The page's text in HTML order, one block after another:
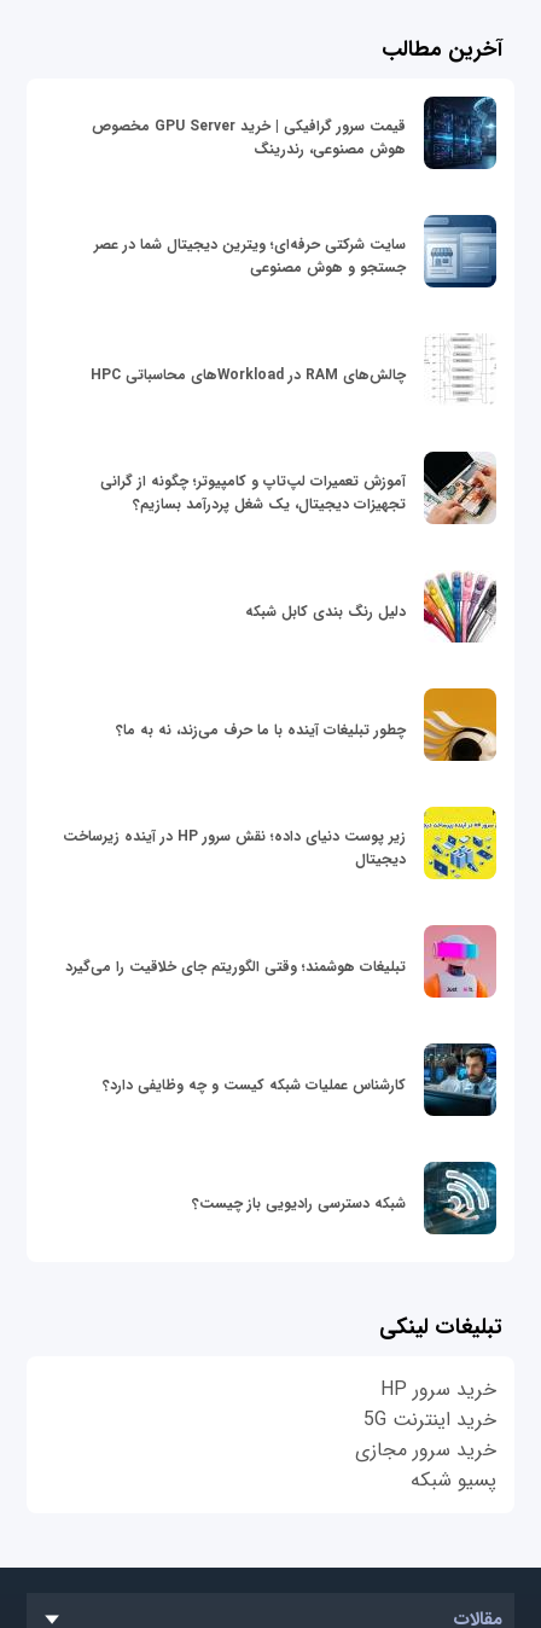
آخرین مطالب
قیمت سرور گرافیکی | خرید GPU Server مخصوص
هوش مصنوعی، رندرینگ
سایت شرکتی حرفه‌ای؛ ویترین دیجیتال شما در عصر
جستجو و هوش مصنوعی
چالش‌های RAM در Workloadهای محاسباتی HPC
آموزش تعمیرات لپ‌تاپ و کامپیوتر؛ چگونه از گرانی
تجهیزات دیجیتال، یک شغل پردرآمد بسازیم؟
دلیل رنگ بندی کابل شبکه
چطور تبلیغات آینده با ما حرف می‌زند، نه به ما؟
زیر پوست دنیای داده؛ نقش سرور HP در آینده زیرساخت
دیجیتال
تبلیغات هوشمند؛ وقتی الگوریتم جای خلاقیت را می‌گیرد
کارشناس عملیات شبکه کیست و چه وظایفی دارد؟
شبکه دسترسی رادیویی باز چیست؟
تبلیغات لینکی
خرید سرور HP
خرید اینترنت 5G
خرید سرور مجازی
پسیو شبکه
مقالات